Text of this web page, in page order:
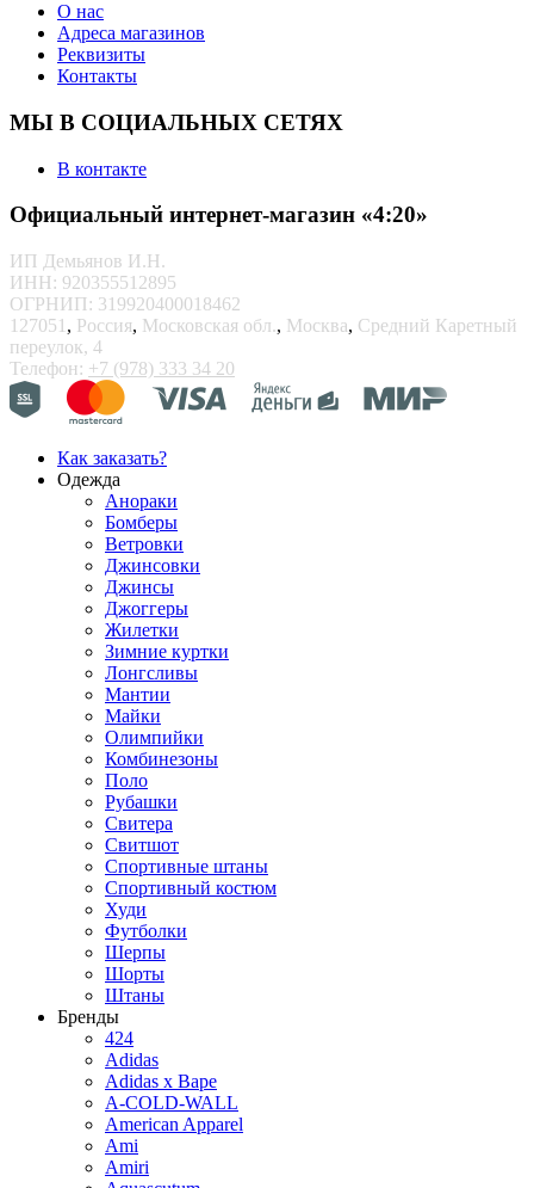
О нас
Адреса магазинов
Реквизиты
Контакты
МЫ В СОЦИАЛЬНЫХ СЕТЯХ
В контакте
Официальный интернет-магазин «4:20»
ИП Демьянов И.Н.
ИНН: 920355512895
ОГРНИП: 319920400018462
127051 , Россия, Московская обл., Москва, Средний Каретный
переулок, 4
Телефон: +7 (978) 333 34 20
Как заказать?
Одежда
Анораки
Бомберы
Ветровки
Джинсовки
Джинсы
Джоггеры
Жилетки
Зимние куртки
Лонгсливы
Мантии
Майки
Олимпийки
Комбинезоны
Поло
Рубашки
Свитера
Свитшот
Спортивные штаны
Спортивный костюм
Худи
Футболки
Шерпы
Шорты
Штаны
Бренды
424
Adidas
Adidas x Bape
A-COLD-WALL
American Apparel
Ami
Amiri